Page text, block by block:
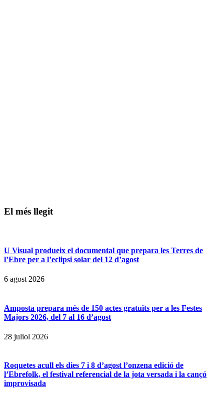
El més llegit
U Visual produeix el documental que prepara les Terres de
l’Ebre per a l’eclipsi solar del 12 d’agost
6 agost 2026
Amposta prepara més de 150 actes gratuïts per a les Festes
Majors 2026, del 7 al 16 d’agost
28 juliol 2026
Roquetes acull els dies 7 i 8 d’agost l’onzena edició de
l’Ebrefolk, el festival referencial de la jota versada i la cançó
improvisada